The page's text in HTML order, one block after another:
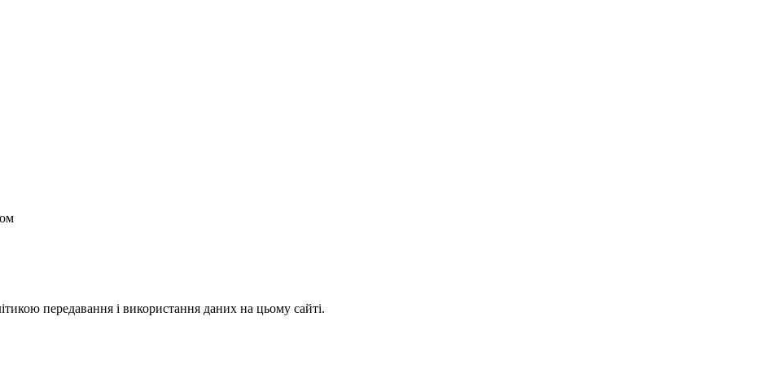
передавання і використання даних на цьому сайті.